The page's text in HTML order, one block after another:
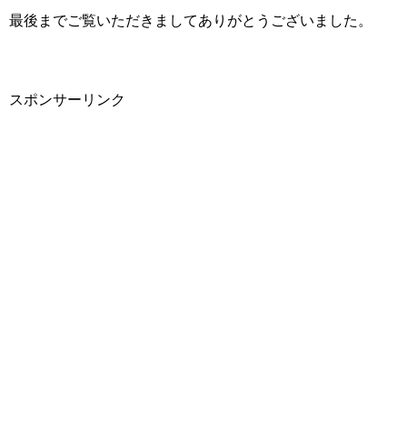
最後までご覧いただきましてありがとうございました。
スポンサーリンク